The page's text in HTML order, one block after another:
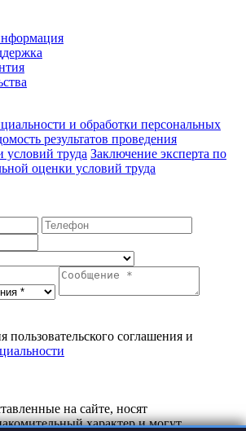
и обработки персональных
результатов проведения
условий труда Заключение эксперта по
оценки условий труда
соглашения и
на сайте, носят
характер и могут